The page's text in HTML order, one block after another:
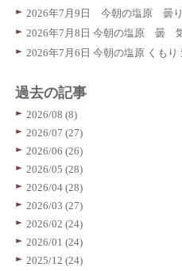
2026年7月9日 今朝の塩原 曇
2026年7月8日 今朝の塩原 曇
2026年7月6日 今朝の塩原 くも
過去の記事
2026/08 (8)
2026/07 (27)
2026/06 (26)
2026/05 (28)
2026/04 (28)
2026/03 (27)
2026/02 (24)
2026/01 (24)
2025/12 (24)